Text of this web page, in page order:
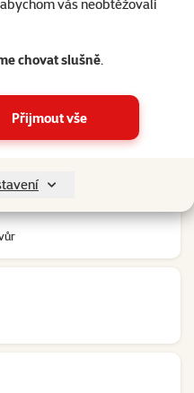
vás neobtěžovali
chovat slušně.
Přijmout vše